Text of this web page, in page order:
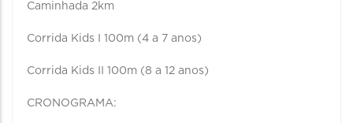
Caminhada 2km
Corrida Kids I 100m (4 a 7 anos)
Corrida Kids II 100m (8 a 12 anos)
CRONOGRAMA: